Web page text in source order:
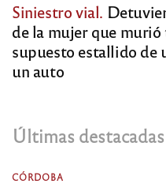
Siniestro vial.
de la mujer que murió
supuesto estallido de
un auto
Últimas destacadas
CÓRDOBA